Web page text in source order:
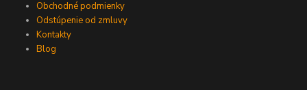
Obchodné podmienky
Odstúpenie od zmluvy
Kontakty
Blog